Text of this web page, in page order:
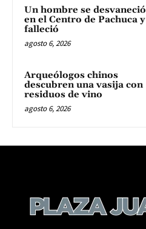
Un hombre se desvaneció
en el Centro de Pachuca y
falleció
agosto 6, 2026
Arqueólogos chinos
descubren una vasija con
residuos de vino
agosto 6, 2026